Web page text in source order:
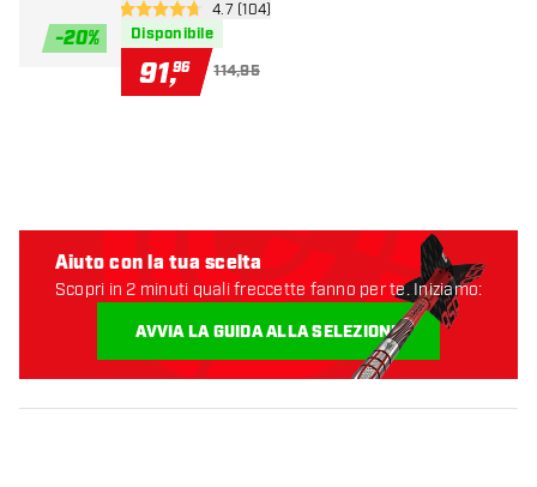
-20%
apri pannello recensioni
4.7 stelle di valutazione
4.7 (104)
Disponibile
91,96 114,95
Aiuto con la tua scelta
Scopri in 2 minuti quali freccette fanno per te. Iniziamo:
AVVIA LA GUIDA ALLA SELEZIONE